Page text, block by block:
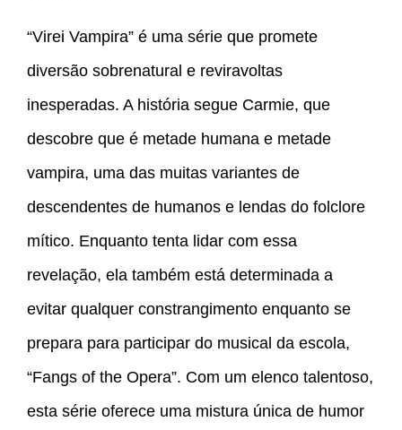
“Virei Vampira” é uma série que promete
diversão sobrenatural e reviravoltas
inesperadas. A história segue Carmie, que
descobre que é metade humana e metade
vampira, uma das muitas variantes de
descendentes de humanos e lendas do folclore
mítico. Enquanto tenta lidar com essa
revelação, ela também está determinada a
evitar qualquer constrangimento enquanto se
prepara para participar do musical da escola,
“Fangs of the Opera”. Com um elenco talentoso,
esta série oferece uma mistura única de humor